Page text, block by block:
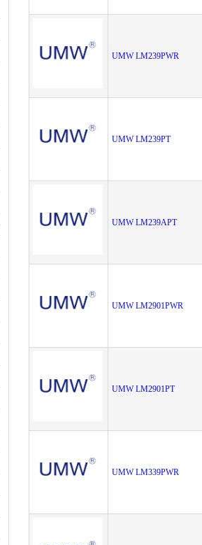
UMW LM239PWR
UMW LM239PT
UMW LM239APT
UMW LM2901PWR
UMW LM2901PT
UMW LM339PWR